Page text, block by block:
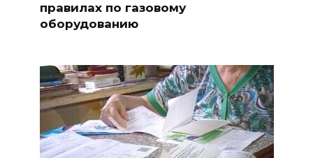
правилах по газовому
оборудованию